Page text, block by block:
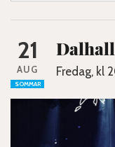
21
AUG
SOMMAR
Fredag, kl